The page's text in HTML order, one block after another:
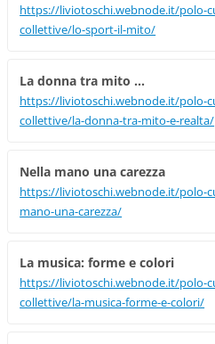
https://liviotoschi.webnode.it/polo-
collettive/lo-sport-il-mito/
La donna tra mito ...
https://liviotoschi.webnode.it/polo-
collettive/la-donna-tra-mito-e-realta/
Nella mano una carezza
https://liviotoschi.webnode.it/polo-
mano-una-carezza/
La musica: forme e colori
https://liviotoschi.webnode.it/polo-
collettive/la-musica-forme-e-colori/